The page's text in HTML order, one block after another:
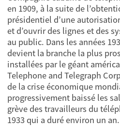
en 1909, à la suite de
présidentiel d’une
et d’ouvrir des lignes et des
au public. Dans les années
devient la branche la plus
installées par le géant
Telephone and Telegraph
de la crise économique
progressivement baissé les
grève des travailleurs du
1933 qui a duré environ un an.